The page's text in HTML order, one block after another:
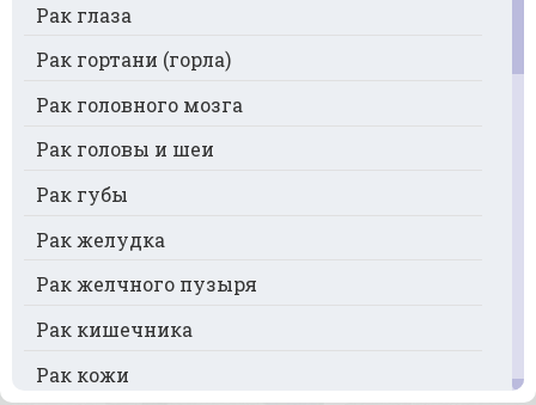
Рак глаза
Рак гортани (горла)
Рак головного мозга
Рак головы и шеи
Рак губы
Рак желудка
Рак желчного пузыря
Рак кишечника
Рак кожи